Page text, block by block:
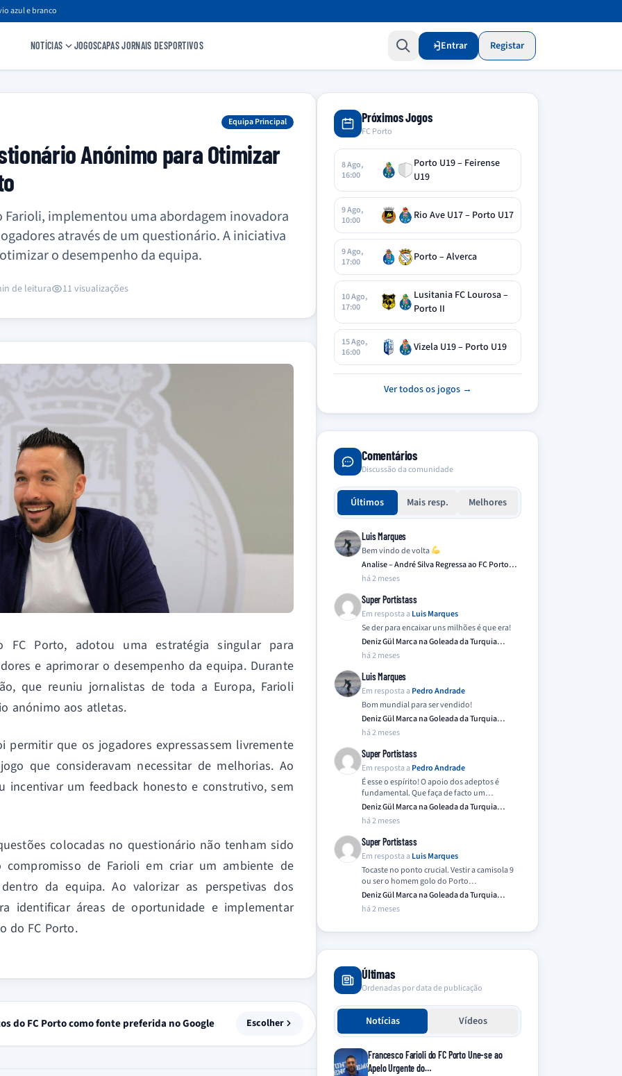
azul e branco
NOTÍCIAS JOGOSCAPAS JORNAIS DESPORTIVOS Entrar Registar
Equipa Principal
Anónimo para Otimizar
Farioli, implementou uma abordagem inovadora
através de um questionário. A iniciativa
o desempenho da equipa.
de leitura 11 visualizações
FC Porto, adotou uma estratégia singular para
e aprimorar o desempenho da equipa. Durante
que reuniu jornalistas de toda a Europa, Farioli
anónimo aos atletas.
que os jogadores expressassem livremente
que consideravam necessitar de melhorias. Ao
incentivar um feedback honesto e construtivo, sem
colocadas no questionário não tenham sido
compromisso de Farioli em criar um ambiente de
da equipa. Ao valorizar as perspetivas dos
identificar áreas de oportunidade e implementar
do FC Porto.
do FC Porto como fonte preferida no Google Escolher
Próximos Jogos
FC Porto
8 Ago,
16:00
Porto U19 – Feirense
U19
9 Ago,
10:00
Rio Ave U17 – Porto U17
9 Ago,
17:00
Porto – Alverca
10 Ago,
17:00
Lusitania FC Lourosa –
Porto II
15 Ago,
16:00
Vizela U19 – Porto U19
Ver todos os jogos →
Comentários
Discussão da comunidade
Últimos Mais resp. Melhores
Luis Marques
Bem vindo de volta
Analise – André Silva Regressa ao FC Porto…
há 2 meses
Super Portistass
Em resposta a Luis Marques
Se der para encaixar uns milhões é que era!
Deniz Gül Marca na Goleada da Turquia
Frente…
há 2 meses
Luis Marques
Em resposta a Pedro Andrade
Bom mundial para ser vendido!
Deniz Gül Marca na Goleada da Turquia
Frente…
há 2 meses
Super Portistass
Em resposta a Pedro Andrade
É esse o espírito! O apoio dos adeptos é
fundamental. Que faça de facto um…
Deniz Gül Marca na Goleada da Turquia
Frente…
há 2 meses
Super Portistass
Em resposta a Luis Marques
Tocaste no ponto crucial. Vestir a camisola 9
ou ser o homem golo do Porto…
Deniz Gül Marca na Goleada da Turquia
Frente…
há 2 meses
Últimas
Ordenadas por data de publicação
Notícias Vídeos
Francesco Farioli do FC Porto Une-se ao
Apelo Urgente do…